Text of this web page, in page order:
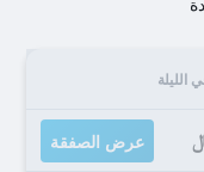
الليلة
عرض الصفقة